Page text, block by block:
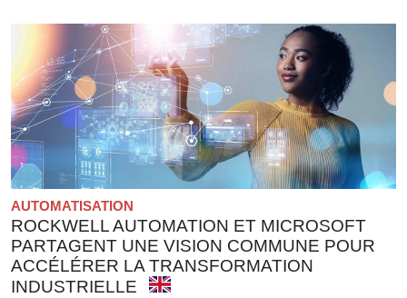
AUTOMATISATION
ROCKWELL AUTOMATION ET MICROSOFT
PARTAGENT UNE VISION COMMUNE POUR
ACCÉLÉRER LA TRANSFORMATION
INDUSTRIELLE